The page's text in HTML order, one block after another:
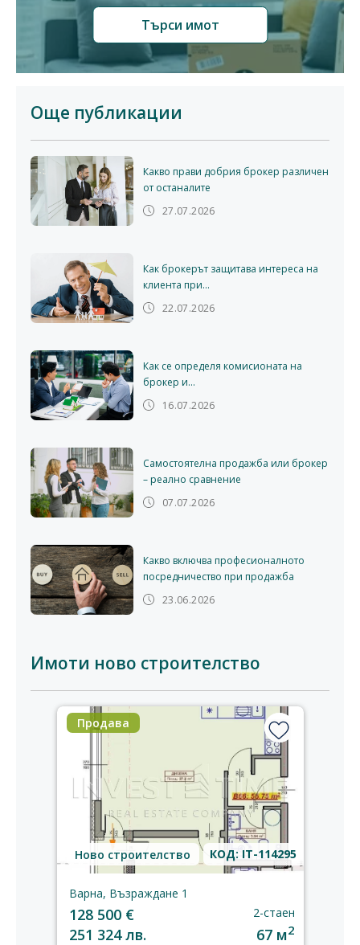
Търси имот
Още публикации
Какво прави добрия брокер различен
от останалите
27.07.2026
Как брокерът защитава интереса на
клиента при...
22.07.2026
Как се определя комисионата на
брокер и...
16.07.2026
Самостоятелна продажба или брокер
– реално сравнение
07.07.2026
Какво включва професионалното
посредничество при продажба
23.06.2026
Имоти ново строителство
Продава
Ново строителство КОД: IT-114295
Варна, Възраждане 1
128 500 €
251 324 лв.
2-стаен
67 м2